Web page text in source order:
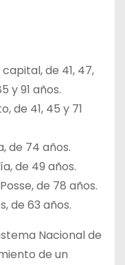
de 41, 47,
y 91 años.
de 41, 45 y 71
de 74 años.
de 49 años.
de 78 años.
de 63 años.
Nacional de
de un